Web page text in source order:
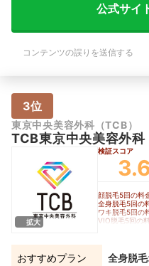
公式サイ
コンテンツの誤りを送信する
3位
東京中央美容外科（TCB）
TCB東京中央美容外科
拡大
検証スコア
顔脱毛5回の料
全身脱毛5回の
ワキ脱毛5回の
VIO脱毛5回の
おすすめプラン
全身脱